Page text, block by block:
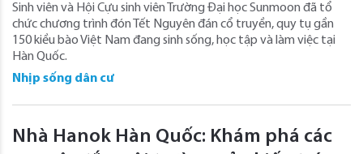
Sinh viên và Hội Cựu sinh viên Trường Đại học Sunmoon đã tổ
chức chương trình đón Tết Nguyên đán cổ truyền, quy tụ gần
150 kiều bào Việt Nam đang sinh sống, học tập và làm việc tại
Hàn Quốc.
Nhịp sống dân cư
Nhà Hanok Hàn Quốc: Khám phá các